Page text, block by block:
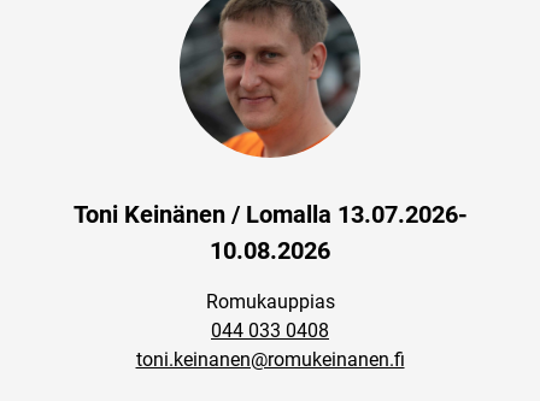
Toni Keinänen / Lomalla 13.07.2026-
10.08.2026
Romukauppias
044 033 0408
toni.keinanen@romukeinanen.fi